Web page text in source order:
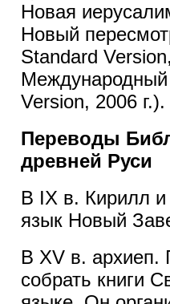
Новая
Новый
Standard
Международный
Version, 2006 г.).
Переводы
древней Руси
В IX в. Кирилл
язык Новый
В XV в. архиеп.
собрать книги